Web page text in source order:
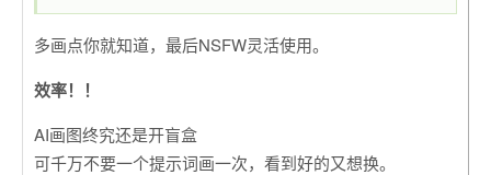
多画点你就知道，最后NSFW灵活使用。
效率！！
AI画图终究还是开盲盒
可千万不要一个提示词画一次，看到好的又想换。